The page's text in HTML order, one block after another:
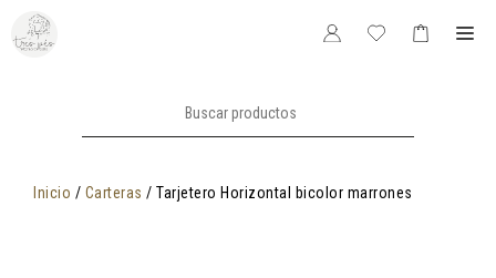
Saltar
contenido
Inicio / Carteras / Tarjetero Horizontal bicolor marrones